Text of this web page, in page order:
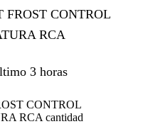
FROST CONTROL
RCA
3 horas
CONTROL
RCA cantidad